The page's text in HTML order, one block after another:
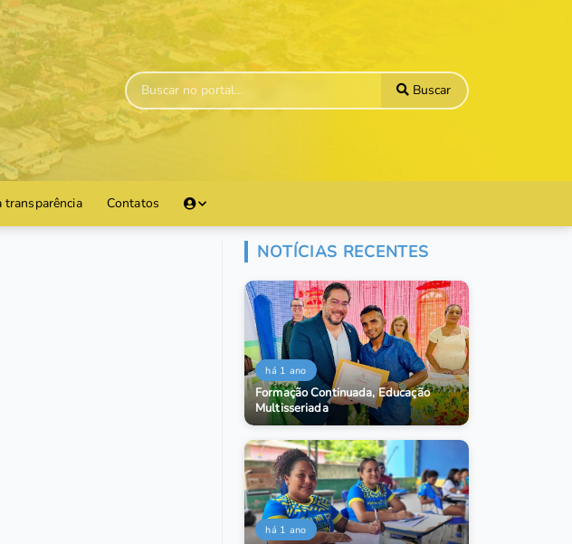
Buscar
transparência Contatos
NOTÍCIAS RECENTES
há 1 ano
Formação Continuada, Educação
Multisseriada
há 1 ano